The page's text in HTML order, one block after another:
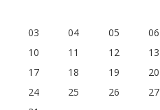
03
04 05 06
10
11 12 13
17
18 19 20
24
25 26 27